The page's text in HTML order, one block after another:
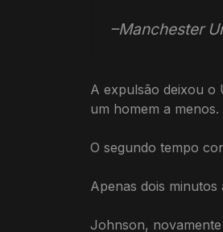
–Manchester
A expulsão deixou o
um homem a menos.
O segundo tempo
Apenas dois
Johnson,